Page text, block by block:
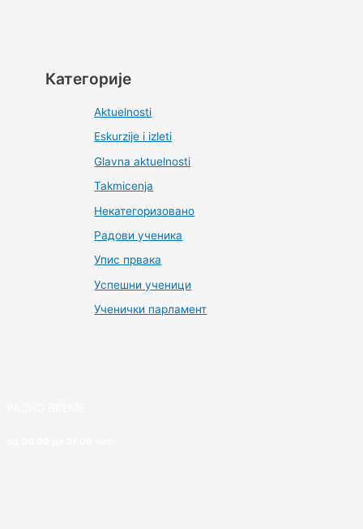
Категорије
Aktuelnosti
Eskurzije i izleti
Glavna aktuelnosti
Takmicenja
Некатегоризовано
Радови ученика
Упис првака
Успешни ученици
Ученички парламент